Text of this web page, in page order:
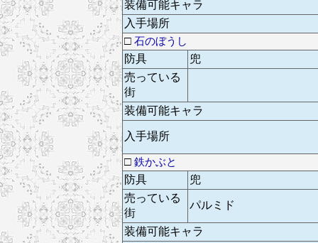
装備可能キャラ
入手場所
□ 石のぼうし
防具
兜
売っている
街
装備可能キャラ
入手場所
□ 鉄かぶと
防具
兜
売っている
街
パルミド
装備可能キャラ